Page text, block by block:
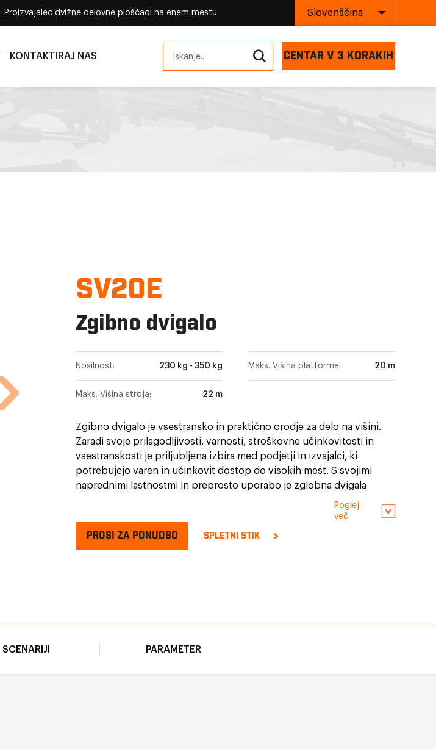
Proizvajalec dvižne delovne ploščadi na enem mestu Slovenščina
KONTAKTIRAJ NAS CENTAR V 3 KORAKIH
SV20E
Zgibno dvigalo
Nosilnost: 230 kg - 350 kg Maks. Višina platforme: 20 m
Maks. Višina stroja: 22 m
Zgibno dvigalo je vsestransko in praktično orodje za delo na višini.
Zaradi svoje prilagodljivosti, varnosti, stroškovne učinkovitosti in
vsestranskosti je priljubljena izbira med podjetji in izvajalci, ki
potrebujejo varen in učinkovit dostop do visokih mest. S svojimi
naprednimi lastnostmi in preprosto uporabo je zglobna dvigala
postala bistven del opreme v industriji gradbeništva in vzdrževanja.
Poglej
več
PROSI ZA PONUDBO SPLETNI STIK
SCENARIJI PARAMETER